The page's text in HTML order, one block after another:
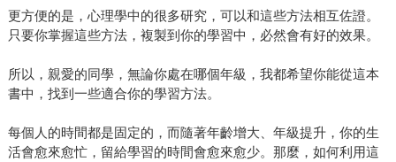
更方便的是，心理學中的很多研究，可以和這些方法相互佐證。
只要你掌握這些方法，複製到你的學習中，必然會有好的效果。
所以，親愛的同學，無論你處在哪個年級，我都希望你能從這本
書中，找到一些適合你的學習方法。
每個人的時間都是固定的，而隨著年齡增大、年級提升，你的生
活會愈來愈忙，留給學習的時間會愈來愈少。那麼，如何利用這